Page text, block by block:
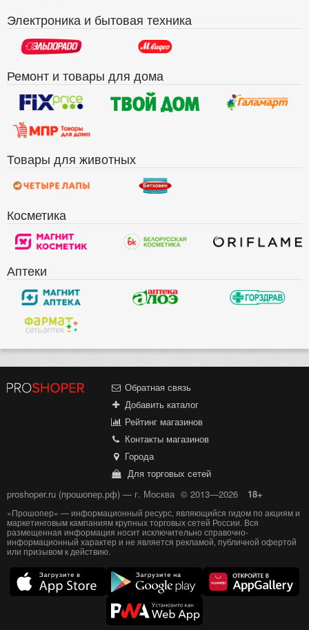
Электроника и бытовая техника
Ремонт и товары для дома
Товары для животных
Косметика
Аптеки
Обратная связь
Добавить каталог
Рейтинг магазинов
Контакты магазинов
Города
Для торговых сетей
proshoper.ru (прошопер.рф) — г. Москва © 2013—2026 18+
«Прошопер» — информационный ресурс, являющийся гидом по акциям и
маркетинговым кампаниям крупных торговых сетей России. Вся
размещенная информация носит исключительно справочно-
информационный характер и не является рекламой, публичной офертой
или призывом к действию.